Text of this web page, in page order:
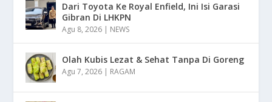
Dari Toyota Ke Royal Enfield, Ini Isi Garasi
Gibran Di LHKPN
Agu 8, 2026 | NEWS
Olah Kubis Lezat & Sehat Tanpa Di Goreng
Agu 7, 2026 | RAGAM